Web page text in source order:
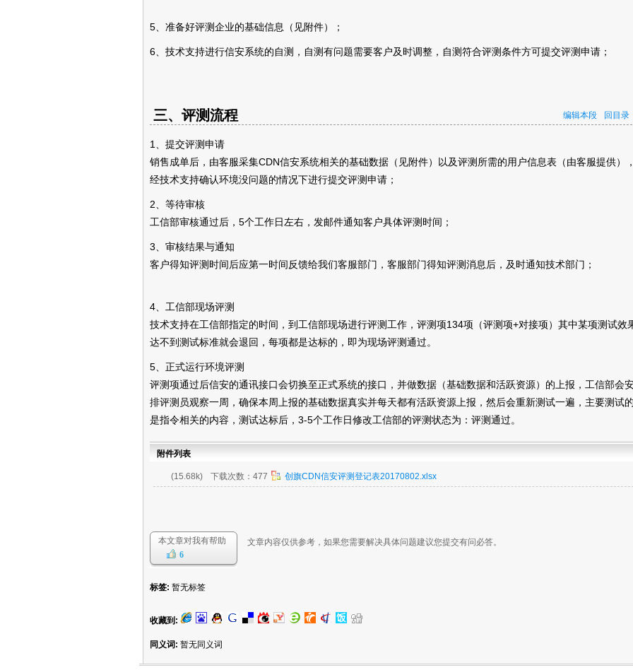
5、准备好评测企业的基础信息（见附件）；
6、技术支持进行信安系统的自测，自测有问题需要客户及时调整，自测符合评测条件方可提交评测申请；
三、评测流程 编辑本段 回目录
1、提交评测申请
销售成单后，由客服采集CDN信安系统相关的基础数据（见附件）以及评测所需的用户信息表（由客服提供）
经技术支持确认环境没问题的情况下进行提交评测申请；
2、等待审核
工信部审核通过后，5个工作日左右，发邮件通知客户具体评测时间；
3、审核结果与通知
客户得知评测时间后应第一时间反馈给我们客服部门，客服部门得知评测消息后，及时通知技术部门；
4、工信部现场评测
技术支持在工信部指定的时间，到工信部现场进行评测工作，评测项134项（评测项+对接项）其中某项测试效
达不到测试标准就会退回，每项都是达标的，即为现场评测通过。
5、正式运行环境评测
评测项通过后信安的通讯接口会切换至正式系统的接口，并做数据（基础数据和活跃资源）的上报，工信部会
排评测员观察一周，确保本周上报的基础数据真实并每天都有活跃资源上报，然后会重新测试一遍，主要测试
是指令相关的内容，测试达标后，3-5个工作日修改工信部的评测状态为：评测通过。
附件列表
创旗CDN信安评测登记表20170802.xlsx
(15.68k) 下载次数：477
文章内容仅供参考，如果您需要解决具体问题建议您提交有问必答。
本文章对我有帮助
6
标签: 暂无标签
收藏到:
同义词: 暂无同义词